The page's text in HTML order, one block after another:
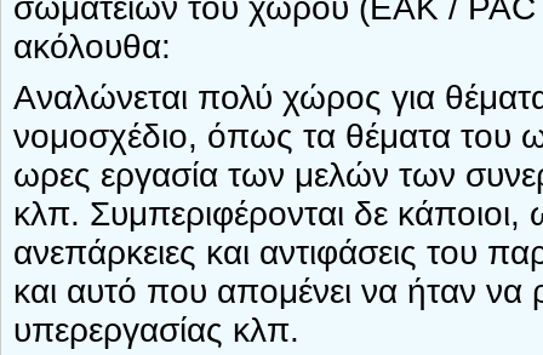
σωματείων του χώρου (EAK /
ακόλουθα:
Αναλώνεται πολύ χώρος για
νομοσχέδιο, όπως τα θέματα του
ωρες εργασία των μελών των
κλπ. Συμπεριφέρονται δε
ανεπάρκειες και αντιφάσεις του
και αυτό που απομένει να ήταν να
υπερεργασίας κλπ.